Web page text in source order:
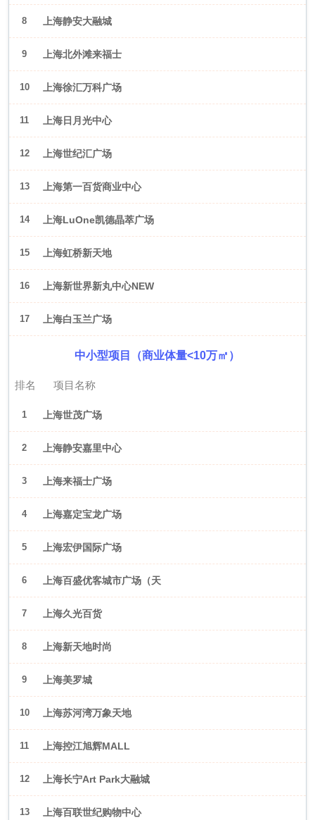
8 上海静安大融城
9 上海北外滩来福士
10 上海徐汇万科广场
11 上海日月光中心
12 上海世纪汇广场
13 上海第一百货商业中心
14 上海LuOne凯德晶萃广场
15 上海虹桥新天地
16 上海新世界新丸中心NEW
ONE
17 上海白玉兰广场
中小型项目（商业体量<10万㎡）
排名 项目名称
1 上海世茂广场
2 上海静安嘉里中心
3 上海来福士广场
4 上海嘉定宝龙广场
5 上海宏伊国际广场
6 上海百盛优客城市广场（天
山店）
7 上海久光百货
8 上海新天地时尚
9 上海美罗城
10 上海苏河湾万象天地
11 上海控江旭辉MALL
12 上海长宁Art Park大融城
13 上海百联世纪购物中心